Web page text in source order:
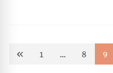
Paginație
Page
1 … Page
8 9